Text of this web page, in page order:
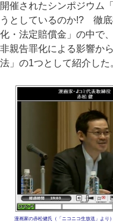
開催されたシンポジウム
うとしているのか!? 徹
化・法定賠償金」の中で
非親告罪化による影響か
法」の1つとして紹介した
漫画家の赤松健氏（「ニコニコ生放送」より）